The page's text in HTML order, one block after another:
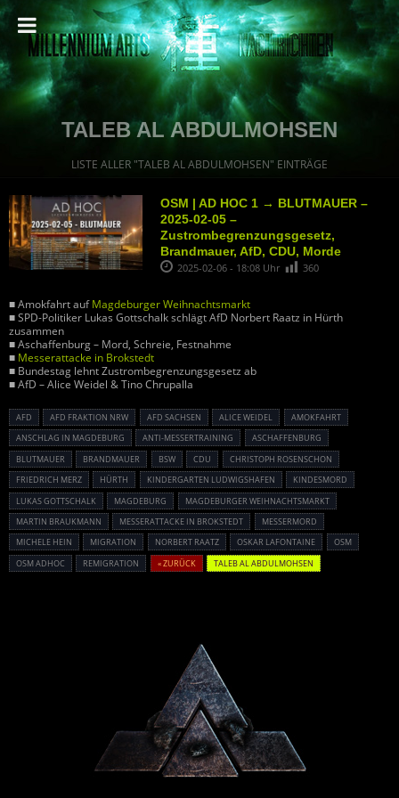
TALEB AL ABDULMOHSEN
LISTE ALLER "TALEB AL ABDULMOHSEN" EINTRÄGE
OSM | AD HOC 1 → BLUTMAUER –
2025-02-05 –
Zustrombegrenzungsgesetz,
Brandmauer, AfD, CDU, Morde
2025-02-06 - 18:08 Uhr 360
■ Amokfahrt aufMagdeburger Weihnachtsmarkt
■ SPD-Politiker Lukas Gottschalk schlägt AfD Norbert Raatz in Hürth
zusammen
■ Aschaffenburg – Mord, Schreie, Festnahme
■ Messerattacke in Brokstedt
■ Bundestag lehnt Zustrombegrenzungsgesetz ab
■ AfD – Alice Weidel & Tino Chrupalla
AFD AFD FRAKTION NRW AFD SACHSEN ALICE WEIDEL
AMOKFAHRT
ANSCHLAG IN MAGDEBURG
ANTI-MESSERTRAINING
ASCHAFFENBURG
BLUTMAUER
BRANDMAUER BSW CDU
CHRISTOPH ROSENSCHON
FRIEDRICH MERZ
HÜRTH KINDERGARTEN LUDWIGSHAFEN
KINDESMORD
LUKAS GOTTSCHALK
MAGDEBURG
MAGDEBURGER WEIHNACHTSMARKT
MARTIN BRAUKMANN
MESSERATTACKE IN BROKSTEDT
MESSERMORD
MICHELE HEIN
MIGRATION NORBERT RAATZ OSKAR LAFONTAINE
OSM
OSM ADHOC
REMIGRATION « ZURÜCK TALEB AL ABDULMOHSEN
Powered By :